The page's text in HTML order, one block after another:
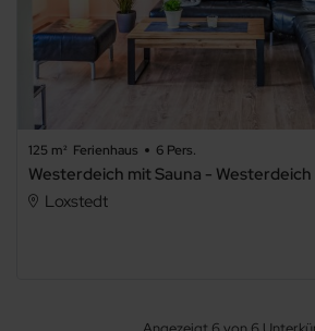
4
125 m² Ferienhaus 6 Pers.
Westerdeich mit Sauna - Westerdeich
Loxstedt